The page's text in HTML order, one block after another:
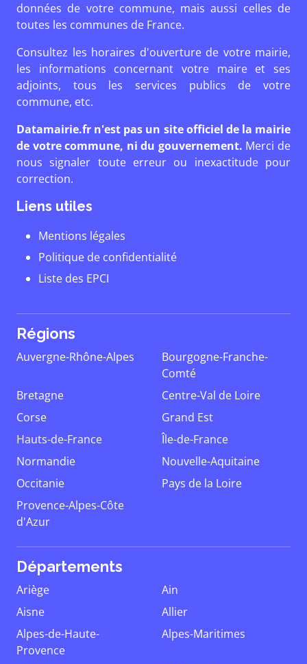
données de votre commune, mais aussi celles de
toutes les communes de France.
Consultez les horaires d'ouverture de votre mairie,
les informations concernant votre maire et ses
adjoints, tous les services publics de votre
commune, etc.
Datamairie.fr n'est pas un site officiel de la mairie
de votre commune, ni du gouvernement. Merci de
nous signaler toute erreur ou inexactitude pour
correction.
Liens utiles
Mentions légales
Politique de confidentialité
Liste des EPCI
Régions
Auvergne-Rhône-Alpes
Bourgogne-Franche-
Comté
Bretagne
Centre-Val de Loire
Corse
Grand Est
Hauts-de-France
Île-de-France
Normandie
Nouvelle-Aquitaine
Occitanie
Pays de la Loire
Provence-Alpes-Côte
d'Azur
Départements
Ariège
Ain
Aisne
Allier
Alpes-de-Haute-
Provence
Alpes-Maritimes